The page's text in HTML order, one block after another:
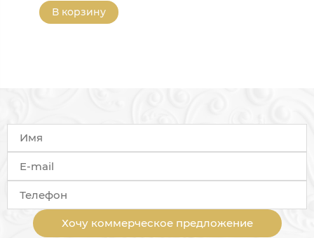
В корзину
Хочу коммерческое предложение